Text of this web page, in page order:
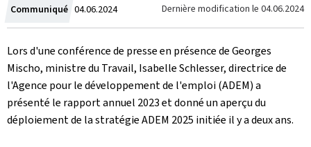
Communiqué Crée
le
04.06.2024 Dernière modification le 04.06.2024
Lors d'une conférence de presse en présence de Georges
Mischo, ministre du Travail, Isabelle Schlesser, directrice de
l'Agence pour le développement de l'emploi (ADEM) a
présenté le rapport annuel 2023 et donné un aperçu du
déploiement de la stratégie ADEM 2025 initiée il y a deux ans.